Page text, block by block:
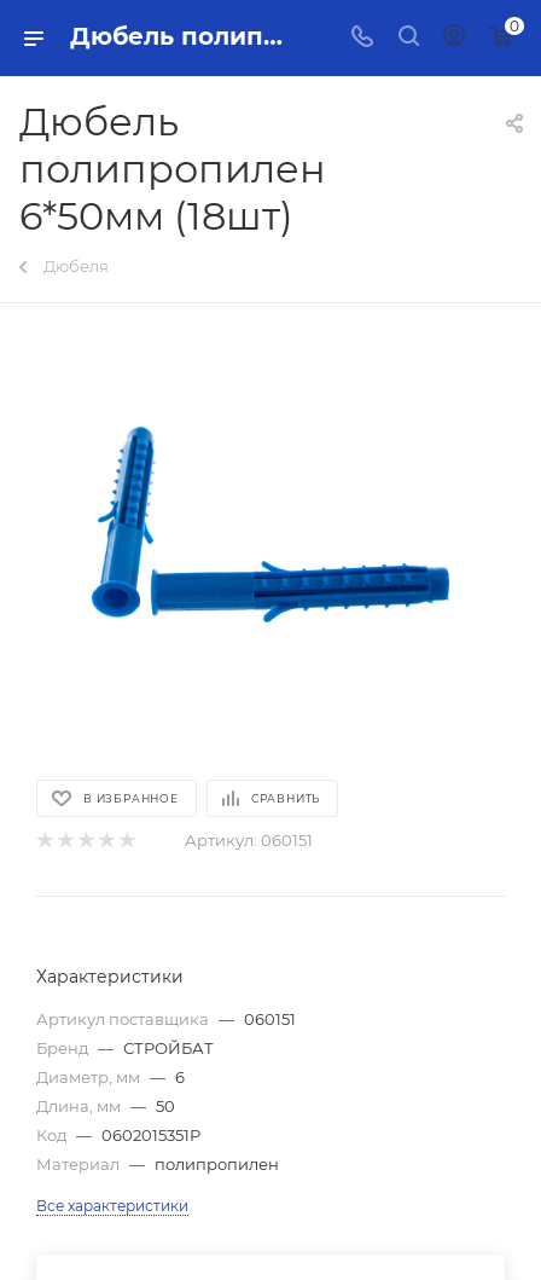
Дюбель полипропилен 6*50мм (18шт) Тольятти - купить в интернет-магазине, каталог с ценами и характеристиками 0
Дюбель
полипропилен
6*50мм (18шт)
Дюбеля
В ИЗБРАННОЕ СРАВНИТЬ
Артикул: 060151
Характеристики
Артикул поставщика — 060151
Бренд — СТРОЙБАТ
Диаметр, мм — 6
Длина, мм — 50
Код — 0602015351Р
Материал — полипропилен
Все характеристики